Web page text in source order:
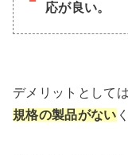
応が良い。
デメリットとして
規格の製品がない